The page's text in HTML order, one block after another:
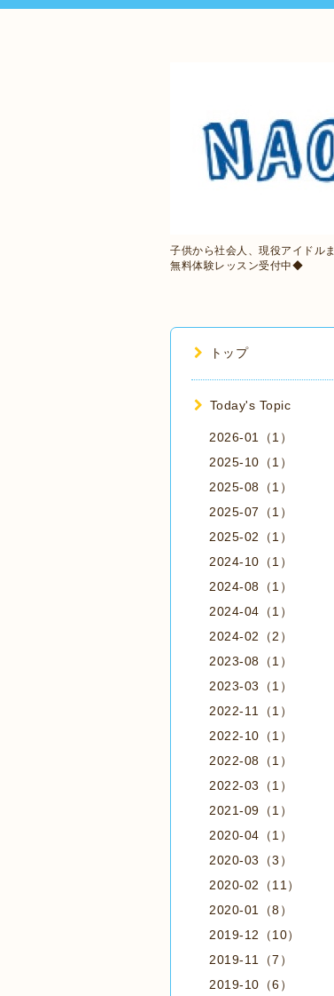
子供から社会人、現役アイドル
無料体験レッスン受付中◆
トップ
Today's Topic
2026-01（1）
2025-10（1）
2025-08（1）
2025-07（1）
2025-02（1）
2024-10（1）
2024-08（1）
2024-04（1）
2024-02（2）
2023-08（1）
2023-03（1）
2022-11（1）
2022-10（1）
2022-08（1）
2022-03（1）
2021-09（1）
2020-04（1）
2020-03（3）
2020-02（11）
2020-01（8）
2019-12（10）
2019-11（7）
2019-10（6）